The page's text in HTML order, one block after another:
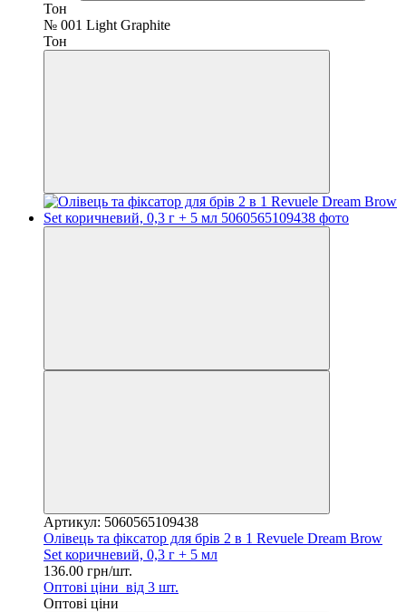
Тон
№ 001 Light Graphite
Тон
Артикул: 5060565109438
Олівець та фіксатор для брів 2 в 1 Revuele Dream Brow
Set коричневий, 0,3 г + 5 мл
136.00 грн/шт.
Оптові ціни від 3 шт.
Оптові ціни